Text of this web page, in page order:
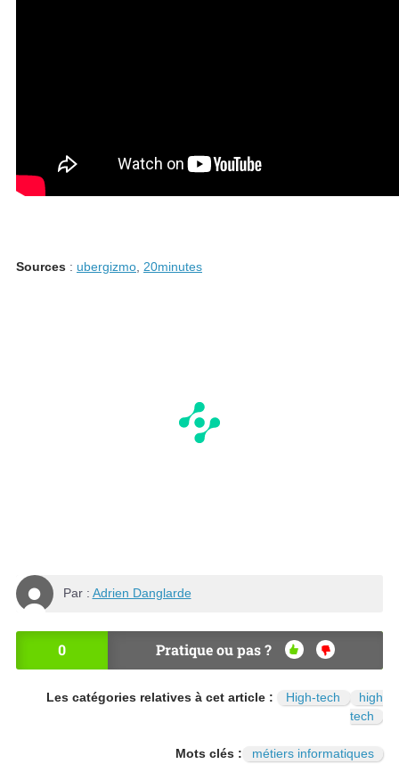
Sources : ubergizmo 20minutes
Par : Adrien Danglarde
0 Pratique ou pas ?
OU
I
NO
N
Les catégories relatives à cet article : High-tech
high
tech
Mots clés : métiers informatiques